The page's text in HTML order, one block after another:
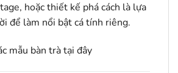
hoặc thiết kế phá cách là lựa
để làm nổi bật cá tính riêng.
mẫu bàn trà tại đây